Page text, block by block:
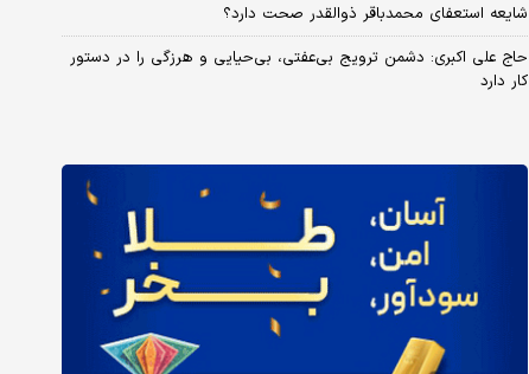
شایعه استعفای محمدباقر ذوالقدر صحت دارد؟
حاج علی اکبری: دشمن ترویج بی‌عفتی، بی‌حیایی و هرزگی را در دستور
کار دارد